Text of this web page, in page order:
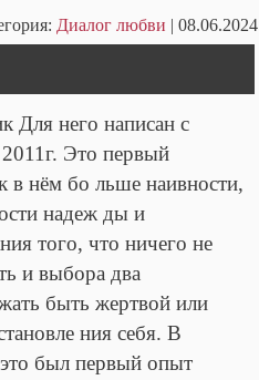
Диалог любви | 08.06.2024
Для него написан с
Это первый
в нём бо льше наивности,
надеж ды и
того, что ничего не
и выбора два
быть жертвой или
ния себя. В
был первый опыт